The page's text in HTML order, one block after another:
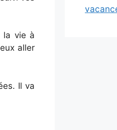
la vie à
aller
Il va